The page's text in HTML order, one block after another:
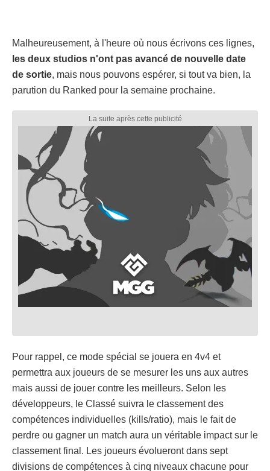
Malheureusement, à l'heure où nous écrivons ces lignes,
les deux studios n'ont pas avancé de nouvelle date
de sortie, mais nous pouvons espérer, si tout va bien, la
parution du Ranked pour la semaine prochaine.
Pour rappel, ce mode spécial se jouera en 4v4 et
permettra aux joueurs de se mesurer les uns aux autres
mais aussi de jouer contre les meilleurs. Selon les
développeurs, le Classé suivra le classement des
compétences individuelles (kills/ratio), mais le fait de
perdre ou gagner un match aura un véritable impact sur le
classement final. Les joueurs évolueront dans sept
divisions de compétences à cinq niveaux chacune pour